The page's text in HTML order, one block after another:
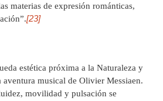
materias de expresión románticas,
[23]
estética próxima a la Naturaleza y
aventura musical de Olivier Messiaen.
movilidad y pulsación se